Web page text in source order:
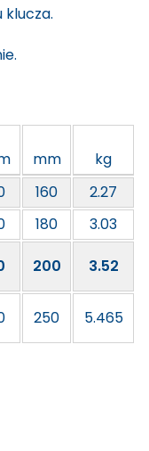
klucza.
mm
kg
160
2.27
180
3.03
200 3.52
250 5.465